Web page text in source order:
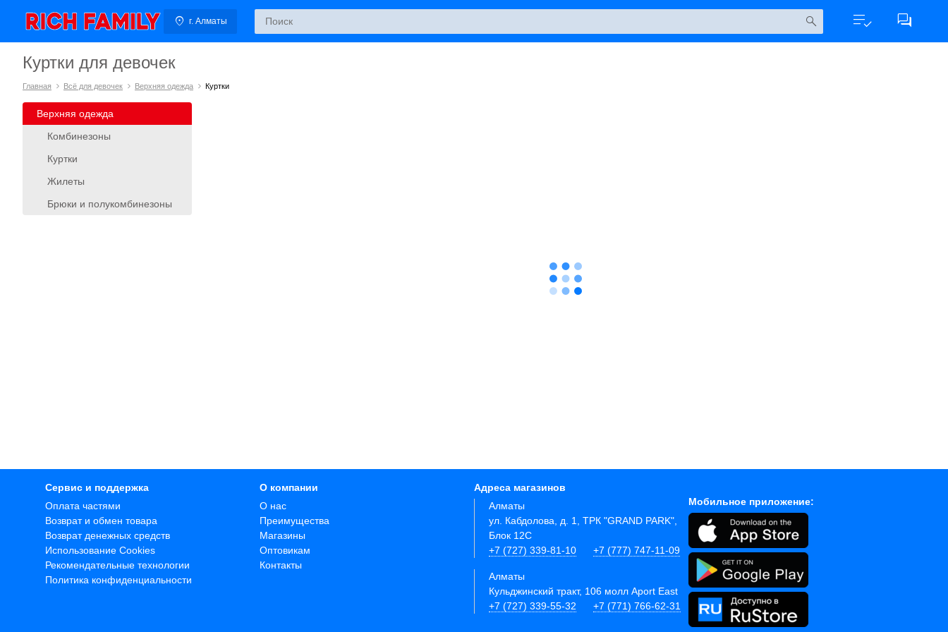
г. Алматы
Куртки для девочек
Главная Всё для девочек Верхняя одежда Куртки
Верхняя одежда
Комбинезоны
Куртки
Жилеты
Брюки и полукомбинезоны
Сервис и поддержка
Оплата частями
Возврат и обмен товара
Возврат денежных средств
Использование Cookies
Рекомендательные технологии
Политика конфиденциальности
О компании
О нас
Преимущества
Магазины
Оптовикам
Контакты
Адреса магазинов
Алматы
ул. Кабдолова, д. 1, ТРК "GRAND PARK",
Блок 12C
+7 (727) 339-81-10
+7 (777) 747-11-09
Алматы
Кульджинский тракт, 106 молл Aport East
+7 (727) 339-55-32
+7 (771) 766-62-31
Мобильное приложение: